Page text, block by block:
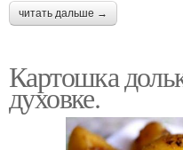
читать дальше →
Картошка
духовке.